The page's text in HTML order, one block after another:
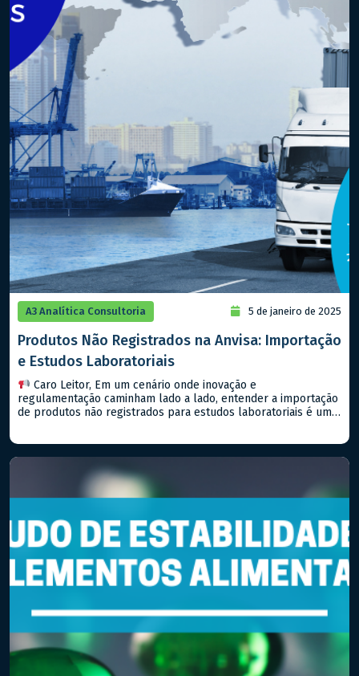
A3 Analítica Consultoria 5 de janeiro de 2025
Produtos Não Registrados na Anvisa: Importação
e Estudos Laboratoriais
Caro Leitor, Em um cenário onde inovação e
regulamentação caminham lado a lado, entender a importação
de produtos não registrados para estudos laboratoriais é um
atualizações) da […]